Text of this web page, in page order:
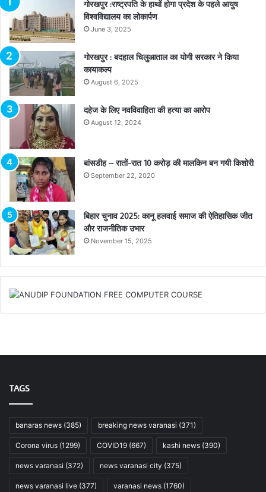
गोरखपुर :राष्ट्रपति के हाथों होगा प्रदेश के पहले आयुष
विश्वविद्यालय का लोकार्पण
June 3, 2025
गोरखपुर : बदहाल चिलुआताल का योगी सरकार ने किया
कायाकल्प
August 6, 2025
दहेज के लिए नवविवाहिता की हत्या का आरोप
August 12, 2024
बांसडीह – रातों-रात 10 करोड़ की मालकिन बन गयी किशोरी
September 22, 2020
बिहार चुनाव 2025: कानू हलवाई समाज की ऐतिहासिक जीत
और राजनीतिक उभार
November 15, 2025
TAGS
banaras news (385) breaking news varanasi (371)
Corona virus (1299) COVID19 (667) kashi news (390)
news varanasi (372) news varanasi city (375)
news varanasi live (377) varanasi news (1760)